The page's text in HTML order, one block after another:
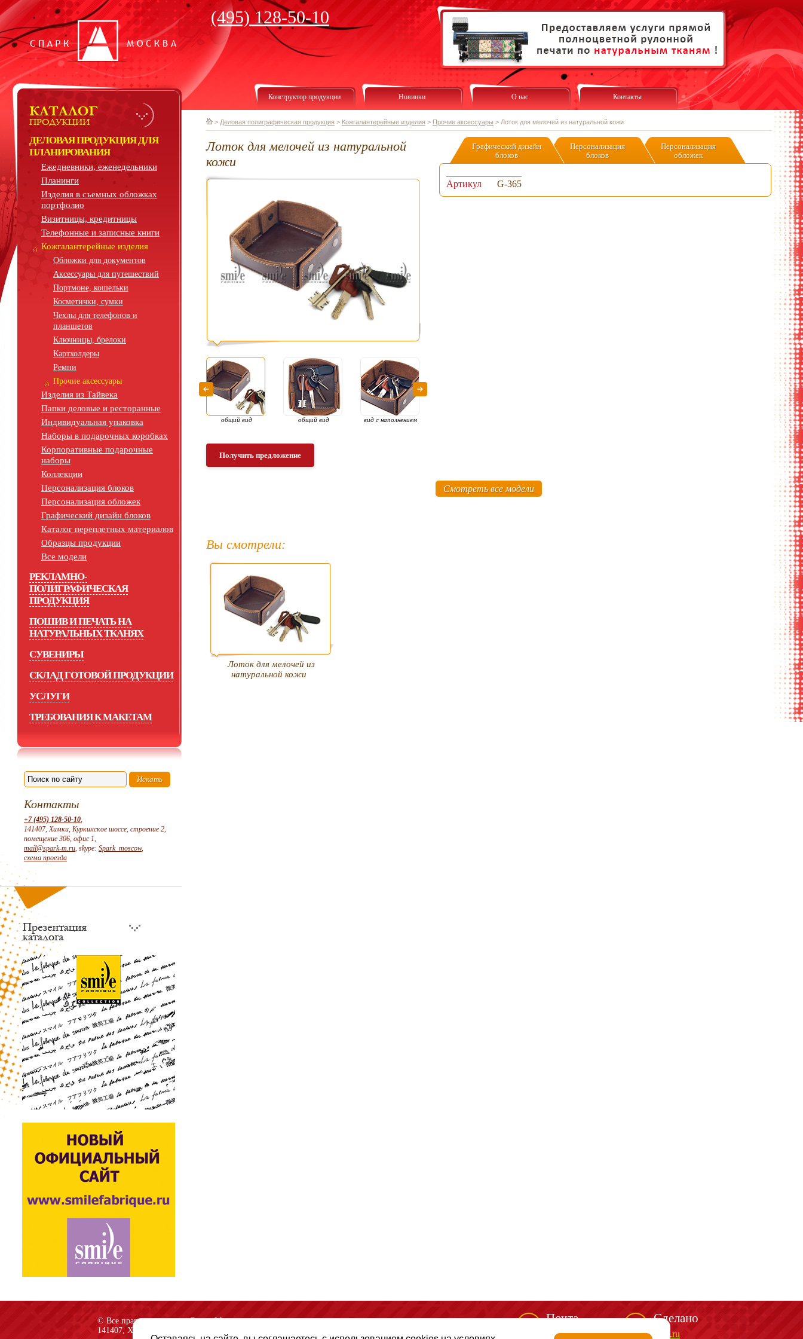
(495) 128-50-10
ДЕЛОВАЯ ПРОДУКЦИЯ ДЛЯ
ПЛАНИРОВАНИЯ
Ежедневники, еженедельники
Планинги
Изделия в съемных обложках
портфолио
Визитницы, кредитницы
Телефонные и записные книги
Кожгалантерейные изделия
Обложки для документов
Аксессуары для путешествий
Портмоне, кошельки
Косметички, сумки
Чехлы для телефонов и
планшетов
Ключницы, брелоки
Картхолдеры
Ремни
Прочие аксессуары
Изделия из Тайвека
Папки деловые и ресторанные
Индивидуальная упаковка
Наборы в подарочных коробках
Корпоративные подарочные
наборы
Коллекции
Персонализация блоков
Персонализация обложек
Графический дизайн блоков
Каталог переплетных материалов
Образцы продукции
Все модели
РЕКЛАМНО-
ПОЛИГРАФИЧЕСКАЯ
ПРОДУКЦИЯ
ПОШИВ И ПЕЧАТЬ НА
НАТУРАЛЬНЫХ ТКАНЯХ
СУВЕНИРЫ
СКЛАД ГОТОВОЙ ПРОДУКЦИИ
УСЛУГИ
ТРЕБОВАНИЯ К МАКЕТАМ
Контакты
+7 (495) 128-50-10,
141407, Химки, Куркинское шоссе, строение 2,
помещение 306, офис 1,
mail@spark-m.ru, skype: Spark_moscow,
схема проезда
Конструктор продукции Новинки О нас Контакты
> Деловая полиграфическая продукция > Кожгалантерейные изделия > Прочие аксессуары > Лоток для мелочей из натуральной кожи
Лоток для мелочей из натуральной
кожи
общий вид общий вид вид с наполнением
Получить предложение
Графический дизайн
блоков
Персонализация
блоков
Персонализация
обложек
Артикул G-365
Смотреть все модели
Вы смотрели:
Лоток для мелочей из
натуральной кожи
© Все права защищены «Спарк-M»
141407, Химки, Куркинское шоссе, строение 2, помещение 306, офис 1
Почта
mail@spark-m.ru
Сделано
biga.ru